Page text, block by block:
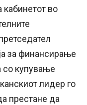
во
за финансирање
со купување
лидер го
престане да